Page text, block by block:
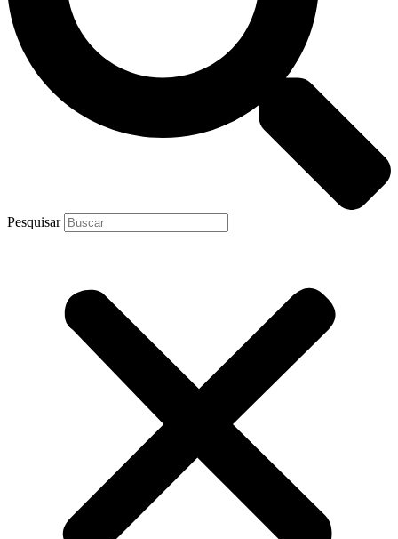
Pesquisar